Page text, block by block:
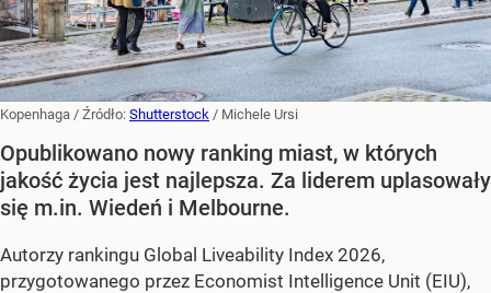
Kopenhaga / Źródło: Shutterstock / Michele Ursi
Opublikowano nowy ranking miast, w których
jakość życia jest najlepsza. Za liderem uplasowały
się m.in. Wiedeń i Melbourne.
Autorzy rankingu Global Liveability Index 2026,
przygotowanego przez Economist Intelligence Unit (EIU),